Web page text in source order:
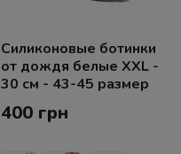
Силиконовые ботинки
от дождя белые ХХL -
30 см - 43-45 размер
400 грн